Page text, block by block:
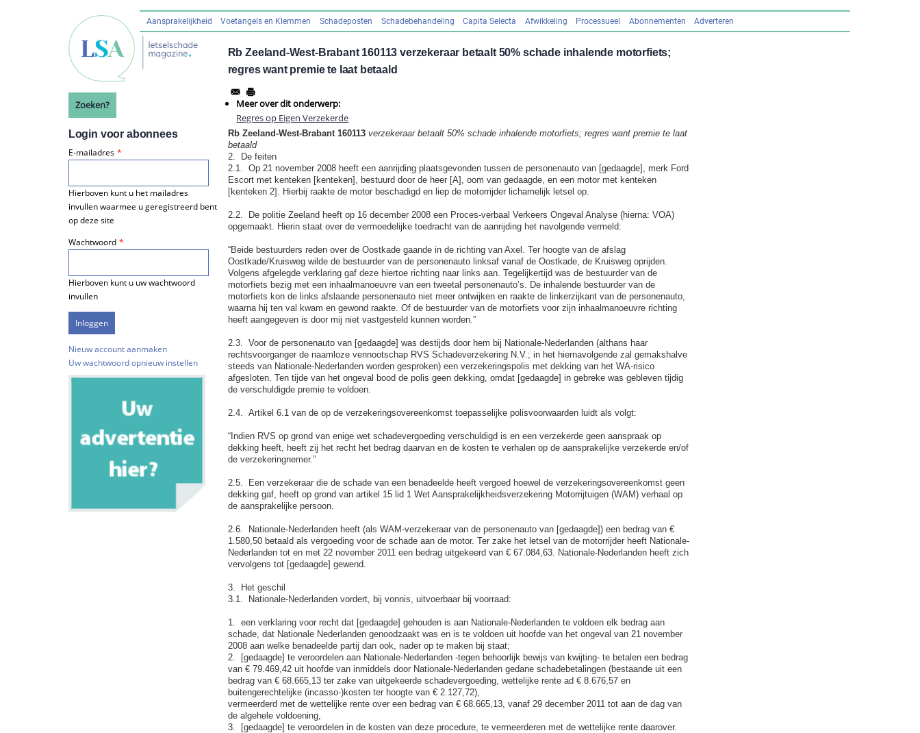
Hoofdnavigatie
Aansprakelijkheid Voetangels en Klemmen Schadeposten Schadebehandeling Capita Selecta Afwikkeling Processueel Abonnementen Adverteren
Rb Zeeland-West-Brabant 160113 verzekeraar betaalt 50% schade inhalende motorfiets;
regres want premie te laat betaald
Meer over dit onderwerp:
Regres op Eigen Verzekerde
Rb Zeeland-West-Brabant 160113 verzekeraar betaalt 50% schade inhalende motorfiets; regres want premie te laat
betaald
2. De feiten
2.1. Op 21 november 2008 heeft een aanrijding plaatsgevonden tussen de personenauto van [gedaagde], merk Ford
Escort met kenteken [kenteken], bestuurd door de heer [A], oom van gedaagde, en een motor met kenteken
[kenteken 2]. Hierbij raakte de motor beschadigd en liep de motorrijder lichamelijk letsel op.
2.2. De politie Zeeland heeft op 16 december 2008 een Proces-verbaal Verkeers Ongeval Analyse (hierna: VOA)
opgemaakt. Hierin staat over de vermoedelijke toedracht van de aanrijding het navolgende vermeld:
“Beide bestuurders reden over de Oostkade gaande in de richting van Axel. Ter hoogte van de afslag
Oostkade/Kruisweg wilde de bestuurder van de personenauto linksaf vanaf de Oostkade, de Kruisweg oprijden.
Volgens afgelegde verklaring gaf deze hiertoe richting naar links aan. Tegelijkertijd was de bestuurder van de
motorfiets bezig met een inhaalmanoeuvre van een tweetal personenauto’s. De inhalende bestuurder van de
motorfiets kon de links afslaande personenauto niet meer ontwijken en raakte de linkerzijkant van de personenauto,
waarna hij ten val kwam en gewond raakte. Of de bestuurder van de motorfiets voor zijn inhaalmanoeuvre richting
heeft aangegeven is door mij niet vastgesteld kunnen worden.”
2.3. Voor de personenauto van [gedaagde] was destijds door hem bij Nationale-Nederlanden (althans haar
rechtsvoorganger de naamloze vennootschap RVS Schadeverzekering N.V.; in het hiernavolgende zal gemakshalve
steeds van Nationale-Nederlanden worden gesproken) een verzekeringspolis met dekking van het WA-risico
afgesloten. Ten tijde van het ongeval bood de polis geen dekking, omdat [gedaagde] in gebreke was gebleven tijdig
de verschuldigde premie te voldoen.
2.4. Artikel 6.1 van de op de verzekeringsovereenkomst toepasselijke polisvoorwaarden luidt als volgt:
“Indien RVS op grond van enige wet schadevergoeding verschuldigd is en een verzekerde geen aanspraak op
dekking heeft, heeft zij het recht het bedrag daarvan en de kosten te verhalen op de aansprakelijke verzekerde en/of
de verzekeringnemer.”
2.5. Een verzekeraar die de schade van een benadeelde heeft vergoed hoewel de verzekeringsovereenkomst geen
dekking gaf, heeft op grond van artikel 15 lid 1 Wet Aansprakelijkheidsverzekering Motorrijtuigen (WAM) verhaal op
de aansprakelijke persoon.
2.6. Nationale-Nederlanden heeft (als WAM-verzekeraar van de personenauto van [gedaagde]) een bedrag van €
1.580,50 betaald als vergoeding voor de schade aan de motor. Ter zake het letsel van de motorrijder heeft Nationale-
Nederlanden tot en met 22 november 2011 een bedrag uitgekeerd van € 67.084,63. Nationale-Nederlanden heeft zich
vervolgens tot [gedaagde] gewend.
3. Het geschil
3.1. Nationale-Nederlanden vordert, bij vonnis, uitvoerbaar bij voorraad:
1. een verklaring voor recht dat [gedaagde] gehouden is aan Nationale-Nederlanden te voldoen elk bedrag aan
schade, dat Nationale Nederlanden genoodzaakt was en is te voldoen uit hoofde van het ongeval van 21 november
2008 aan welke benadeelde partij dan ook, nader op te maken bij staat;
2. [gedaagde] te veroordelen aan Nationale-Nederlanden -tegen behoorlijk bewijs van kwijting- te betalen een bedrag
van € 79.469,42 uit hoofde van inmiddels door Nationale-Nederlanden gedane schadebetalingen (bestaande uit een
bedrag van € 68.665,13 ter zake van uitgekeerde schadevergoeding, wettelijke rente ad € 8.676,57 en
buitengerechtelijke (incasso-)kosten ter hoogte van € 2.127,72),
vermeerderd met de wettelijke rente over een bedrag van € 68.665,13, vanaf 29 december 2011 tot aan de dag van
de algehele voldoening,
3. [gedaagde] te veroordelen in de kosten van deze procedure, te vermeerderen met de wettelijke rente daarover.
Zoeken?
Login voor abonnees
E-mailadres
Hierboven kunt u het mailadres
invullen waarmee u geregistreerd bent
op deze site
Wachtwoord
Hierboven kunt u uw wachtwoord
invullen
Nieuw account aanmaken
Uw wachtwoord opnieuw instellen